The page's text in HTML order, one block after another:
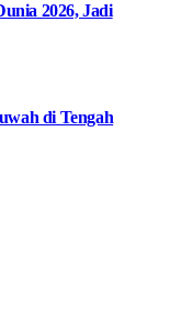
2026, Jadi
di Tengah